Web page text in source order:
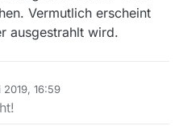
Vermutlich erscheint
ausgestrahlt wird.
2019, 16:59